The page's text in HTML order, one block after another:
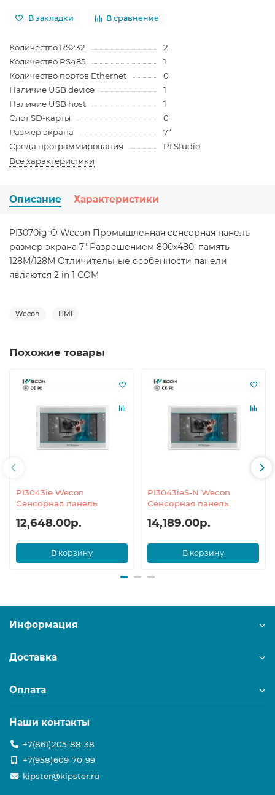
В закладки В сравнение
Количество RS232
2
Количество RS485
1
Количество портов Ethernet
0
Наличие USB device
1
Наличие USB host
1
Слот SD-карты
0
Размер экрана
7“
Среда программирования
PI Studio
Все характеристики
Описание Характеристики
PI3070ig-O Wecon Промышленная сенсорная панель
размер экрана 7" Разрешением 800x480, память
128M/128M Отличительные особенности панели
являются 2 in 1 COM
Wecon HMI
Похожие товары
PI3043ie Wecon
Сенсорная панель
12,648.00р.
В корзину
PI3043ieS-N Wecon
Сенсорная панель
14,189.00р.
В корзину
Информация
Доставка
Оплата
Наши контакты
+7(861)205-88-38
+7(958)609-70-99
kipster@kipster.ru